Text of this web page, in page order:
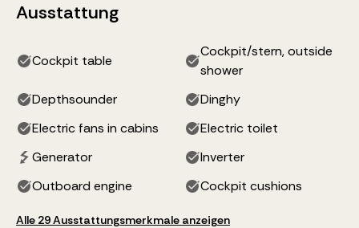
Ausstattung
Cockpit table
Cockpit/stern, outside
shower
Depthsounder
Dinghy
Electric fans in cabins
Electric toilet
Generator
Inverter
Outboard engine
Cockpit cushions
Alle 29 Ausstattungsmerkmale anzeigen